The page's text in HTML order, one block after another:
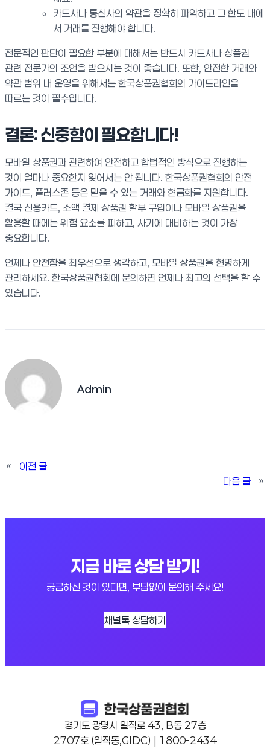
카드사나 통신사의 약관을 정확히 파악하고 그 한도 내에
서 거래를 진행해야 합니다.
전문적인 판단이 필요한 부분에 대해서는 반드시 카드사나 상품권
관련 전문가의 조언을 받으시는 것이 좋습니다. 또한, 안전한 거래와
약관 범위 내 운영을 위해서는 한국상품권협회의 가이드라인을
따르는 것이 필수입니다.
결론: 신중함이 필요합니다!
모바일 상품권과 관련하여 안전하고 합법적인 방식으로 진행하는
것이 얼마나 중요한지 잊어서는 안 됩니다. 한국상품권협회의 안전
가이드, 플러스존 등은 믿을 수 있는 거래와 현금화를 지원합니다.
결국 신용카드, 소액 결제 상품권 할부 구입이나 모바일 상품권을
활용할 때에는 위험 요소를 피하고, 사기에 대비하는 것이 가장
중요합니다.
언제나 안전함을 최우선으로 생각하고, 모바일 상품권을 현명하게
관리하세요. 한국상품권협회에 문의하면 언제나 최고의 선택을 할 수
있습니다.
Admin
«
이전 글
다음 글
»
지금 바로 상담 받기!
궁금하신 것이 있다면, 부담없이 문의해 주세요!
채널톡 상담하기
경기도 광명시 일직로 43, B동 27층
2707호 (일직동,GIDC) | 1800-2434